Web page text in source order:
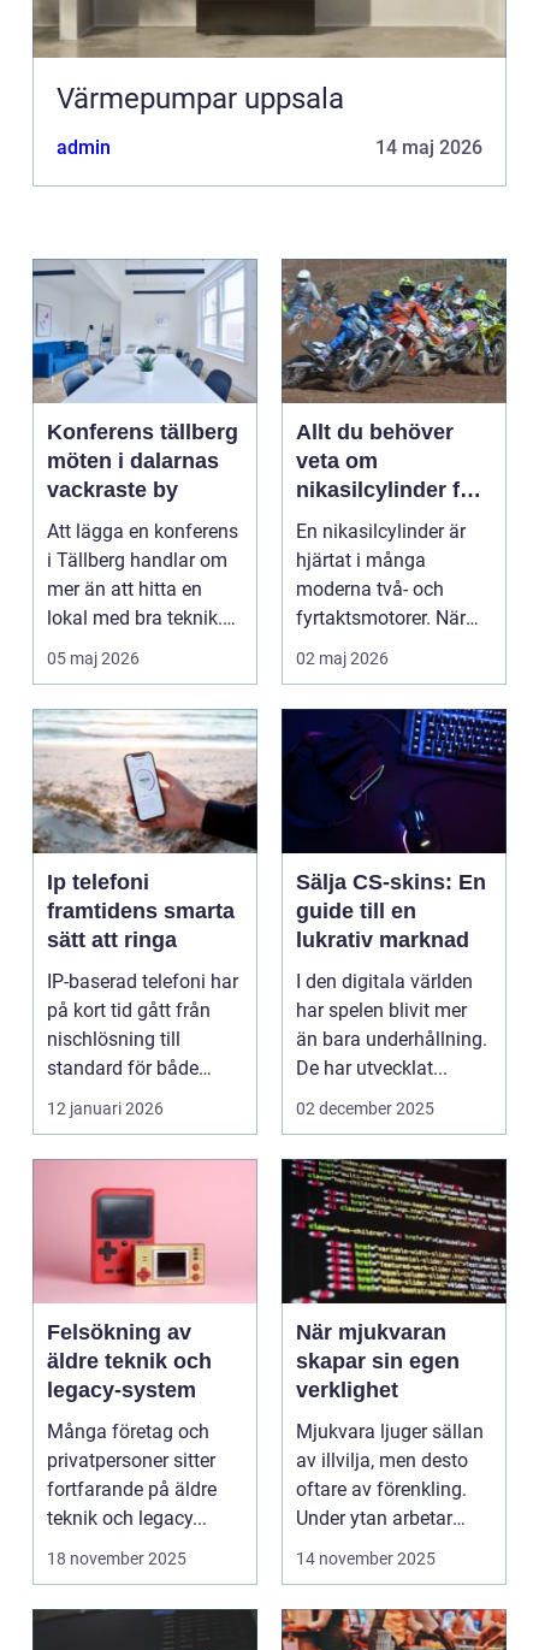
Värmepumpar uppsala
admin 14 maj 2026
Konferens tällberg
möten i dalarnas
vackraste by
Att lägga en konferens
i Tällberg handlar om
mer än att hitta en
lokal med bra teknik.
Den lilla byn...
05 maj 2026
Allt du behöver
veta om
nikasilcylinder för
motorcykel och
snöskoter
En nikasilcylinder är
hjärtat i många
moderna två- och
fyrtaktsmotorer. När
den fungerar som den
02 maj 2026
Ip telefoni
framtidens smarta
sätt att ringa
IP-baserad telefoni har
på kort tid gått från
nischlösning till
standard för både
företag och privat...
12 januari 2026
Sälja CS-skins: En
guide till en
lukrativ marknad
I den digitala världen
har spelen blivit mer
än bara underhållning.
De har utvecklat...
02 december 2025
Felsökning av
äldre teknik och
legacy-system
Många företag och
privatpersoner sitter
fortfarande på äldre
teknik och legacy...
18 november 2025
När mjukvaran
skapar sin egen
verklighet
Mjukvara ljuger sällan
av illvilja, men desto
oftare av förenkling.
Under ytan arbetar
pro...
14 november 2025